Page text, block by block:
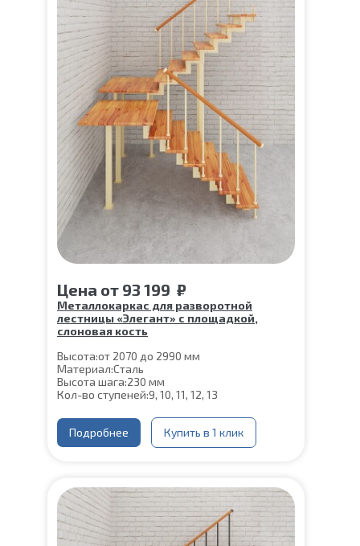
Цена от 93 199 ₽
Металлокаркас для разворотной
лестницы «Элегант» с площадкой,
слоновая кость
Высота:от 2070 до 2990 мм
Материал:Сталь
Высота шага:230 мм
Кол-во ступеней:9, 10, 11, 12, 13
Подробнее Купить в 1 клик